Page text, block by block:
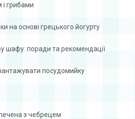
грибами
на основі грецького йогурту
шафу: поради та рекомендації
посудомийку
з чебрецем